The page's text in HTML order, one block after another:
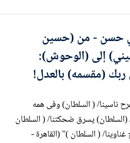
والمفاجئ للجميع! بصعوبة استطاع الرجوع
الذى يعيش فيه عائداَ،
بعد محاولات فاشلة...
حسن - من (حسين
إلى (الوحوش):
ربك (مقسمه) بالعدل!
ناسينا/ ( السلطان) وفى همه
(السلطان) يسرق ضحكتنا/ ( السلطان
) ويبوح غناوينا/ ( السلطان )" (القاهرة -